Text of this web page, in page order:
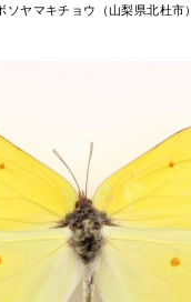
ソヤマキチョウ（山梨県北杜市）